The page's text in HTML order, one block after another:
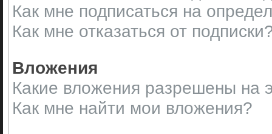
Как мне подписаться на
Как мне отказаться от
Вложения
Какие вложения разрешены на
Как мне найти мои вложения?